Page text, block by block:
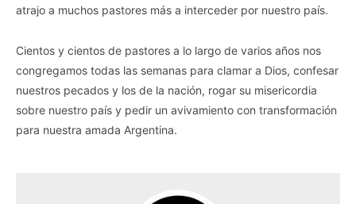
atrajo a muchos pastores más a interceder por nuestro país.
Cientos y cientos de pastores a lo largo de varios años nos
congregamos todas las semanas para clamar a Dios, confesar
nuestros pecados y los de la nación, rogar su misericordia
sobre nuestro país y pedir un avivamiento con transformación
para nuestra amada Argentina.